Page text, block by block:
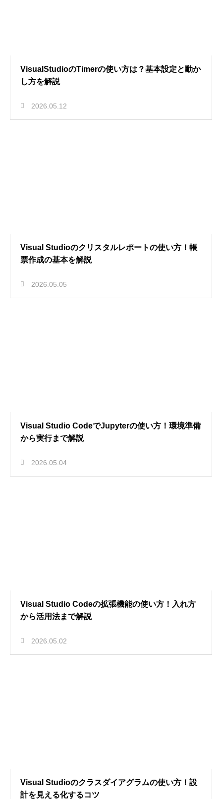
VisualStudioのTimerの使い方は？基本設定と動か
し方を解説
2026.05.12
Visual Studioのクリスタルレポートの使い方！帳
票作成の基本を解説
2026.05.05
Visual Studio CodeでJupyterの使い方！環境準備
から実行まで解説
2026.05.04
Visual Studio Codeの拡張機能の使い方！入れ方
から活用法まで解説
2026.05.02
Visual Studioのクラスダイアグラムの使い方！設
計を見える化するコツ